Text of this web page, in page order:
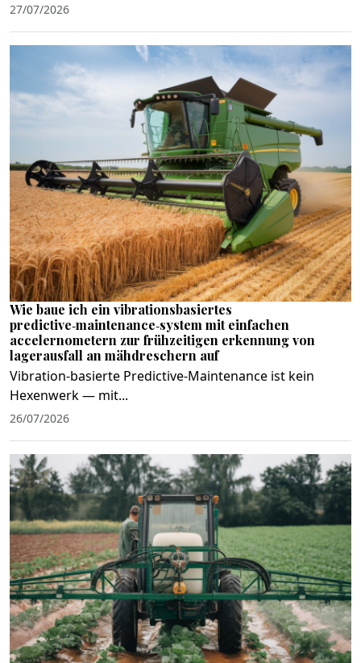
27/07/2026
Wie baue ich ein vibrationsbasiertes
predictive‑maintenance‑system mit einfachen
accelernometern zur frühzeitigen erkennung von
lagerausfall an mähdreschern auf
Vibration‑basierte Predictive‑Maintenance ist kein
Hexenwerk — mit...
26/07/2026